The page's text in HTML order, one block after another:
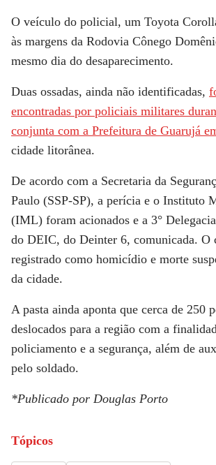
O veículo do policial, um Toyota
às margens da Rodovia Cônego
mesmo dia do desaparecimento.
Duas ossadas, ainda não identificadas,
encontradas por policiais militares
conjunta com a Prefeitura de Guarujá
cidade litorânea.
De acordo com a Secretaria da
Paulo (SSP-SP), a perícia e o Instituto
(IML) foram acionados e a 3°
do DEIC, do Deinter 6, comunicada. O
registrado como homicídio e morte
da cidade.
A pasta ainda aponta que cerca de 250
deslocados para a região com a
policiamento e a segurança, além de
pelo soldado.
*Publicado por Douglas Porto
Tópicos